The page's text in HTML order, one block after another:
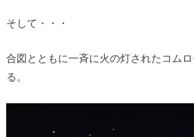
そして・・・
合図とともに一斉に火の灯されたコム
る。